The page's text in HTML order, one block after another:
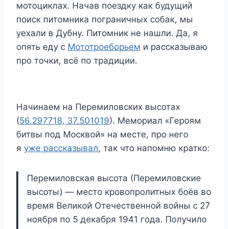
мотоциклах. Начав поездку как будущий
поиск питомника пограничных собак, мы
уехали в Дубну. Питомник не нашли. Да, я
опять еду с Мототроеборьем и рассказываю
про точки, всё по традиции.
Начинаем на Перемиловских высотах
(56.297718, 37.501019). Мемориал «Героям
битвы под Москвой» на месте, про него
я уже рассказывал, так что напомню кратко:
Перемиловская высота (Перемиловские
высоты) — место кровопролитных боёв во
время Великой Отечественной войны с 27
ноября по 5 декабря 1941 года. Получило